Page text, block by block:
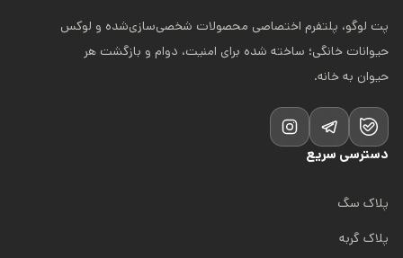
پت لوگو، پلتفرم اختصاصی محصولات شخصی‌سازی‌شده و لوکس
حیوانات خانگی؛ ساخته شده برای امنیت، دوام و بازگشت هر
حیوان به خانه.
دسترسی سریع
پلاک سگ
پلاک گربه